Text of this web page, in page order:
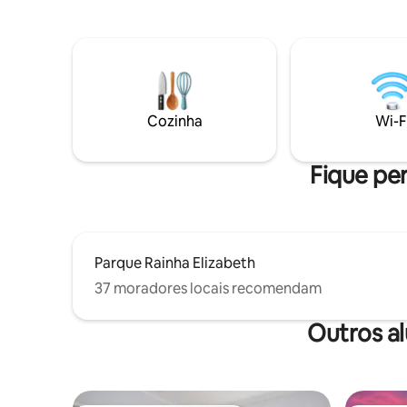
diretamente fora da porta da garagem.
Um conjunto de toalhas e produtos de
higiene pessoal básicos fornecidos.
Cozinha Wi-
Fique
Parque Rainha Elizabeth
37 moradores locais recomendam
Outros